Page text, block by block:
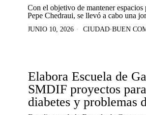
Con el objetivo de mantener
Pepe Chedraui, se llevó a cabo una
JUNIO 10, 2026 CIUDAD·BUEN
Elabora Escuela de
SMDIF proyectos
diabetes y problemas